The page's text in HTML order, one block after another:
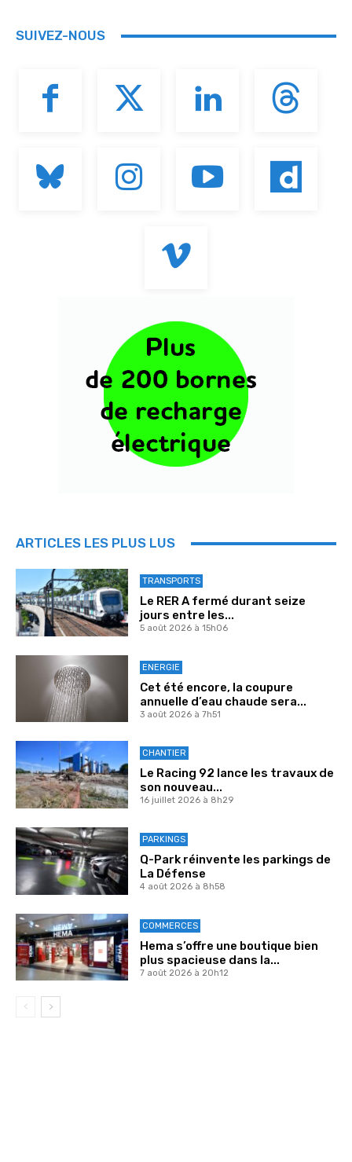
SUIVEZ-NOUS
ARTICLES LES PLUS LUS
TRANSPORTS
Le RER A fermé durant seize
jours entre les...
5 août 2026 à 15h06
ENERGIE
Cet été encore, la coupure
annuelle d’eau chaude sera...
3 août 2026 à 7h51
CHANTIER
Le Racing 92 lance les travaux de
son nouveau...
16 juillet 2026 à 8h29
PARKINGS
Q-Park réinvente les parkings de
La Défense
4 août 2026 à 8h58
COMMERCES
Hema s’offre une boutique bien
plus spacieuse dans la...
7 août 2026 à 20h12